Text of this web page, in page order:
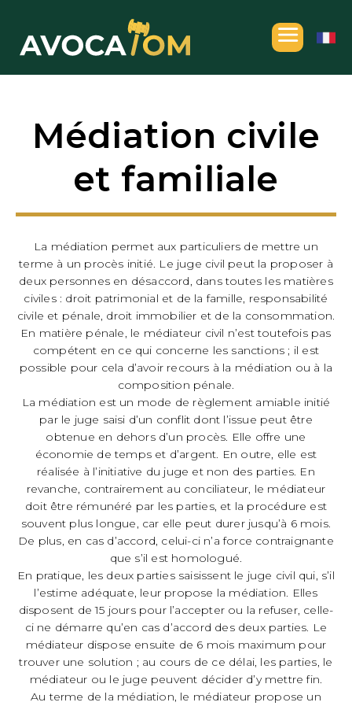
Médiation civile
et familiale
La médiation permet aux particuliers de mettre un
terme à un procès initié. Le juge civil peut la proposer à
deux personnes en désaccord, dans toutes les matières
civiles : droit patrimonial et de la famille, responsabilité
civile et pénale, droit immobilier et de la consommation.
En matière pénale, le médiateur civil n’est toutefois pas
compétent en ce qui concerne les sanctions ; il est
possible pour cela d’avoir recours à la médiation ou à la
composition pénale.
La médiation est un mode de règlement amiable initié
par le juge saisi d’un conflit dont l’issue peut être
obtenue en dehors d’un procès. Elle offre une
économie de temps et d’argent. En outre, elle est
réalisée à l’initiative du juge et non des parties. En
revanche, contrairement au conciliateur, le médiateur
doit être rémunéré par les parties, et la procédure est
souvent plus longue, car elle peut durer jusqu’à 6 mois.
De plus, en cas d’accord, celui-ci n’a force contraignante
que s’il est homologué.
En pratique, les deux parties saisissent le juge civil qui, s’il
l’estime adéquate, leur propose la médiation. Elles
disposent de 15 jours pour l’accepter ou la refuser, celle-
ci ne démarre qu’en cas d’accord des deux parties. Le
médiateur dispose ensuite de 6 mois maximum pour
trouver une solution ; au cours de ce délai, les parties, le
médiateur ou le juge peuvent décider d’y mettre fin.
Au terme de la médiation, le médiateur propose un